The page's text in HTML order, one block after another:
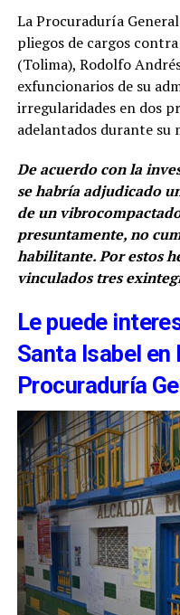
La Procuraduría
pliegos de cargos
(Tolima), Rodolfo
exfuncionarios de su
irregularidades en dos
adelantados durante su
De acuerdo con la
se habría adjudicado
de un
presuntamente, no
habilitante. Por estos
vinculados tres
Le puede
Santa Isabel en
Procuraduría